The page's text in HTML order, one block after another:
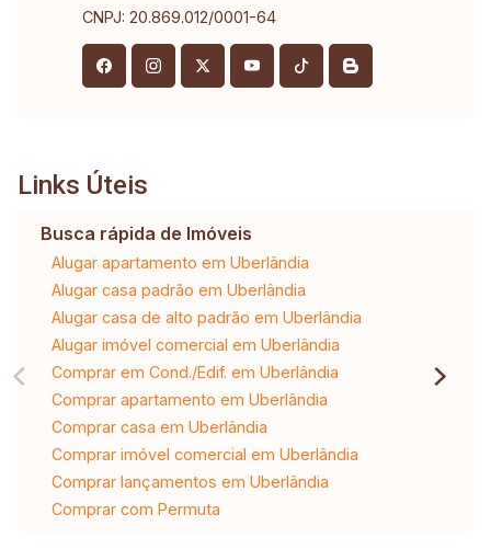
CNPJ: 20.869.012/0001-64
Links Úteis
Busca rápida de Imóveis
Alugar apartamento em Uberlândia
Alugar casa padrão em Uberlândia
Alugar casa de alto padrão em Uberlândia
Alugar imóvel comercial em Uberlândia
Comprar em Cond./Edif. em Uberlândia
Comprar apartamento em Uberlândia
Comprar casa em Uberlândia
Comprar imóvel comercial em Uberlândia
Comprar lançamentos em Uberlândia
Comprar com Permuta